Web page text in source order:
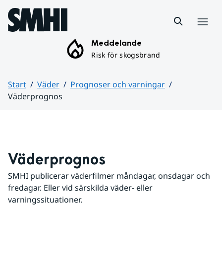
Hoppa till sidans innehåll
Meddelande
Risk för skogsbrand
Start Väder
Prognoser och varningar
Väderprognos
Väderprognos
SMHI publicerar väderfilmer måndagar, onsdagar och
fredagar. Eller vid särskilda väder- eller
varningssituationer.